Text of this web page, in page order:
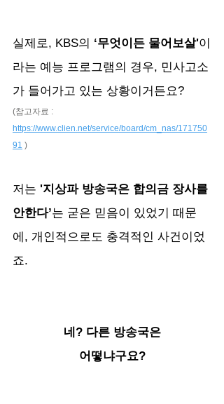
실제로, KBS의 ‘무엇이든 물어보살'이
라는 예능 프로그램의 경우, 민사고소
가 들어가고 있는 상황이거든요?
(참고자료 :
https://www.clien.net/service/board/cm_nas/171750
91 )
저는 '지상파 방송국은 합의금 장사를
안한다’는 굳은 믿음이 있었기 때문
에, 개인적으로도 충격적인 사건이었
죠.
네? 다른 방송국은
어떻냐구요?